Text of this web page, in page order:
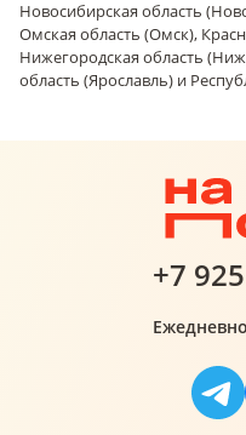
Новосибирская область
Омская область (Омск),
Нижегородская область
область (Ярославль) и
+7